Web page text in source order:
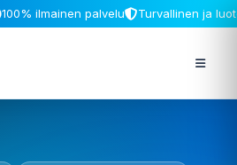
100% ilmainen palvelu Turvallinen ja